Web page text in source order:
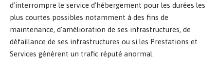
d’interrompre le service d’hébergement pour les durées les
plus courtes possibles notamment à des fins de
maintenance, d’amélioration de ses infrastructures, de
défaillance de ses infrastructures ou si les Prestations et
Services génèrent un trafic réputé anormal.